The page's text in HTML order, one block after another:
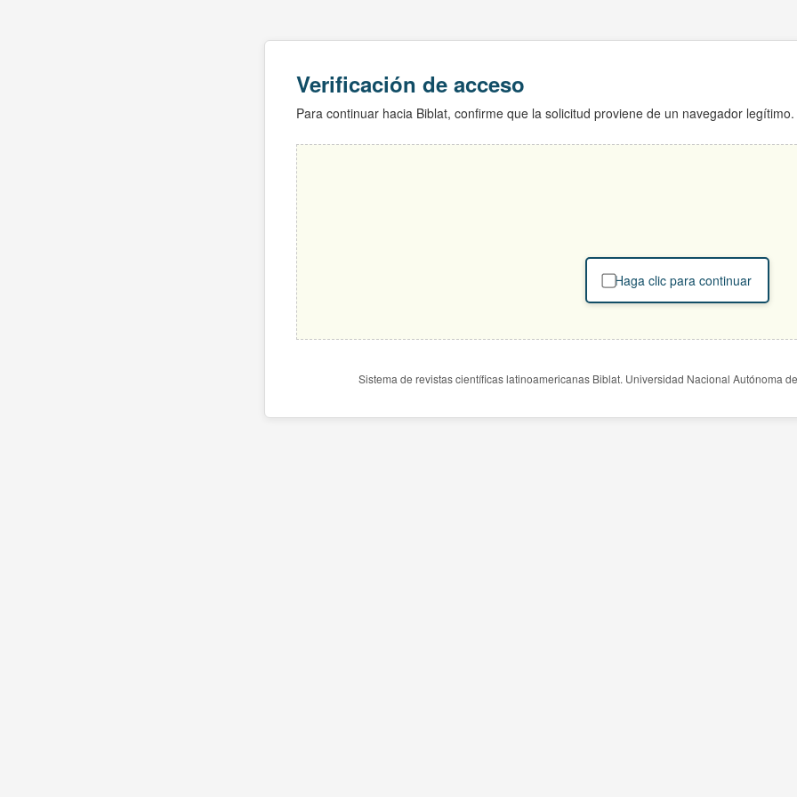
Verificación de acceso
Para continuar hacia Biblat, confirme que la solicitud proviene de un navegador legítimo.
Haga clic para continuar
Sistema de revistas científicas latinoamericanas Biblat. Universidad Nacional Autónoma